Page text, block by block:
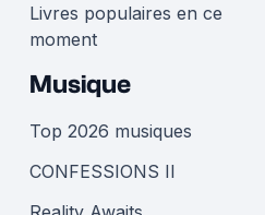
Livres populaires en ce
moment
Musique
Top 2026 musiques
CONFESSIONS II